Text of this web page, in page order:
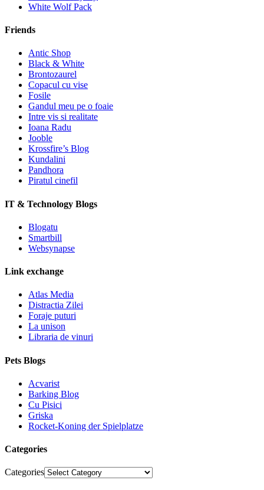
White Wolf Pack
Friends
Antic Shop
Black & White
Brontozaurel
Copacul cu vise
Fosile
Gandul meu pe o foaie
Intre vis si realitate
Ioana Radu
Jooble
Krossfire’s Blog
Kundalini
Pandhora
Piratul cinefil
IT & Technology Blogs
Blogatu
Smartbill
Websynapse
Link exchange
Atlas Media
Distractia Zilei
Foraje puturi
La unison
Libraria de vinuri
Pets Blogs
Acvarist
Barking Blog
Cu Pisici
Griska
Rocket-Koning der Spielplatze
Categories
Categories